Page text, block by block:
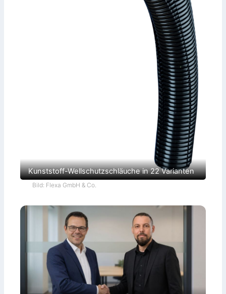
Kunststoff-Wellschutzschläuche in 22 Varianten
Bild: Flexa GmbH & Co.